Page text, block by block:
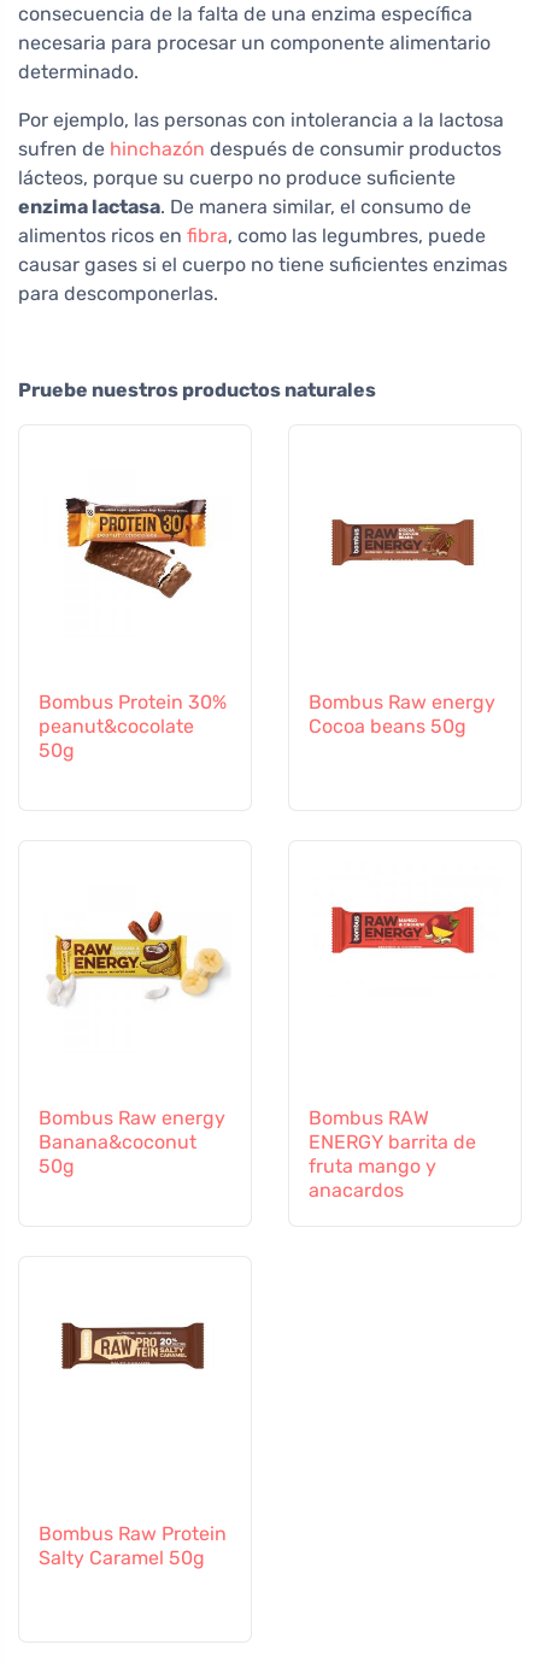
consecuencia de la falta de una enzima específica
necesaria para procesar un componente alimentario
determinado.
Por ejemplo, las personas con intolerancia a la lactosa
sufren de hinchazón después de consumir productos
lácteos, porque su cuerpo no produce suficiente
enzima lactasa. De manera similar, el consumo de
alimentos ricos en fibra, como las legumbres, puede
causar gases si el cuerpo no tiene suficientes enzimas
para descomponerlas.
Pruebe nuestros productos naturales
Bombus Protein 30%
peanut&cocolate
50g
Bombus Raw energy
Cocoa beans 50g
Bombus Raw energy
Banana&coconut
50g
Bombus RAW
ENERGY barrita de
fruta mango y
anacardos
Bombus Raw Protein
Salty Caramel 50g